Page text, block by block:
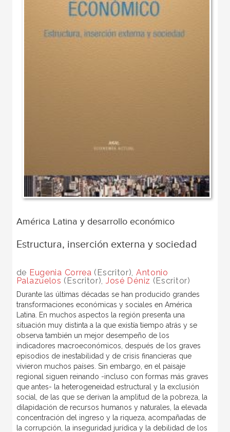
América Latina y desarrollo económico
Estructura, inserción externa y sociedad
de Eugenia Correa (Escritor), Antonio
Palazuelos (Escritor), José Déniz (Escritor)
Durante las últimas décadas se han producido grandes
transformaciones económicas y sociales en América
Latina. En muchos aspectos la región presenta una
situación muy distinta a la que existía tiempo atrás y se
observa también un mejor desempeño de los
indicadores macroeconómicos, después de los graves
episodios de inestabilidad y de crisis financieras que
vivieron muchos países. Sin embargo, en el paisaje
regional siguen reinando -incluso con formas más graves
que antes- la heterogeneidad estructural y la exclusión
social, de las que se derivan la amplitud de la pobreza, la
dilapidación de recursos humanos y naturales, la elevada
concentración del ingreso y la riqueza, acompañadas de
la corrupción, la inseguridad jurídica y la debilidad de los